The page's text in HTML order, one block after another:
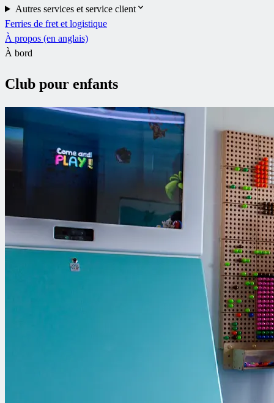
Autres services et service client
Ferries de fret et logistique
À propos (en anglais)
À bord
Club pour enfants